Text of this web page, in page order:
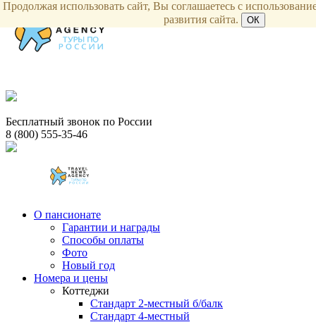
Бесплатный звонок по России
8 (800) 555-35-46
О пансионате
Гарантии и награды
Способы оплаты
Фото
Новый год
Номера и цены
Коттеджи
Стандарт 2-местный б/балк
Стандарт 4-местный
Продолжая использовать сайт, Вы соглашаетесь с
развития сайта.
ОК